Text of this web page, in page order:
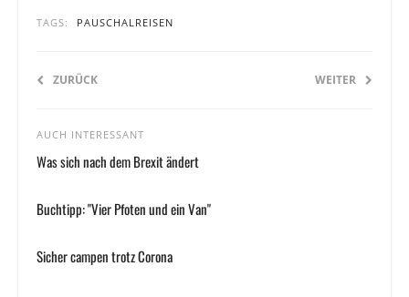
TAGS: PAUSCHALREISEN
ZURÜCK WEITER
AUCH INTERESSANT
Was sich nach dem Brexit ändert
Buchtipp: "Vier Pfoten und ein Van"
Sicher campen trotz Corona